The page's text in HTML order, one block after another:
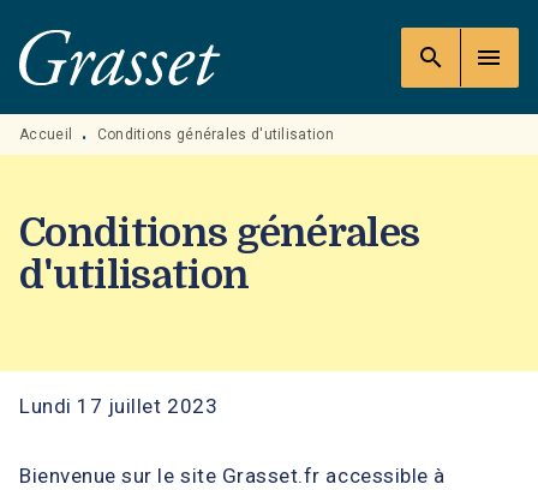
MENU RECHERCHE
PIED DE PAGE
search menu
Accueil • Conditions générales d'utilisation
Conditions générales
d'utilisation
Lundi 17 juillet 2023
Bienvenue sur le site Grasset.fr accessible à